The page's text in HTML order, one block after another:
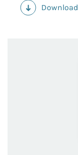
Download
(PDF)